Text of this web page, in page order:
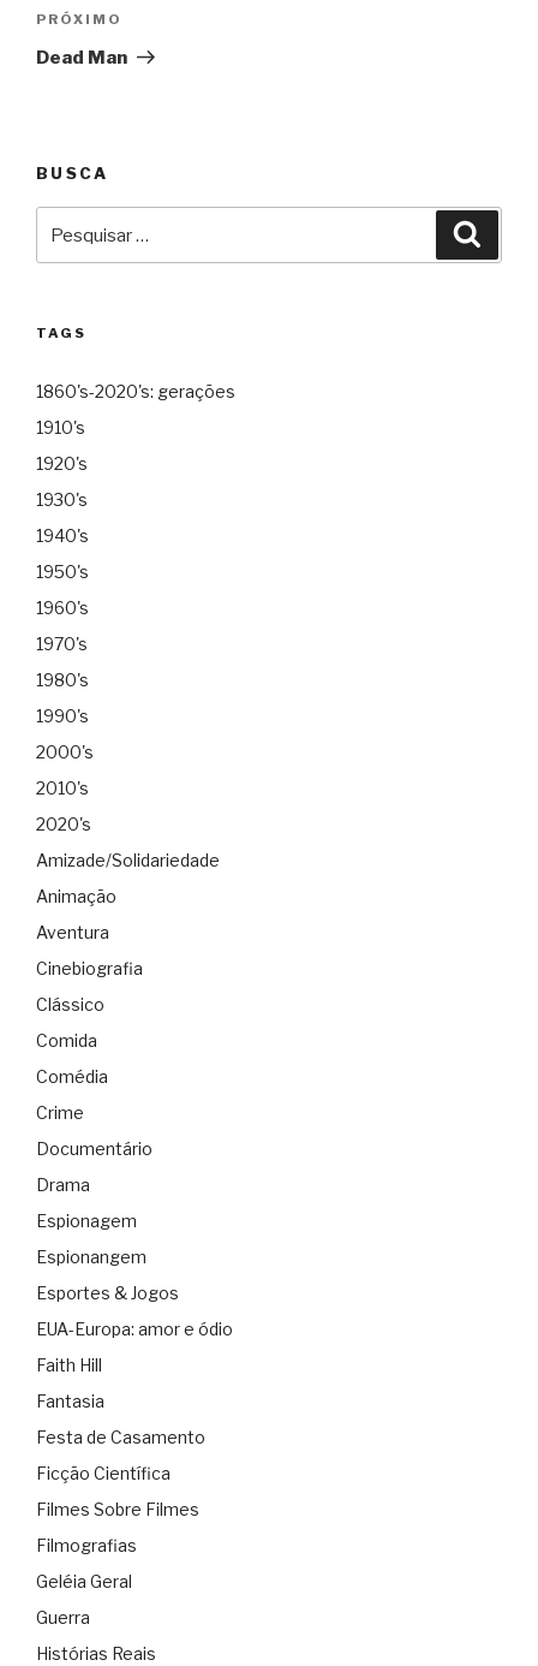
Próximo
PRÓXIMO
Dead Man
BUSCA
por:
TAGS
1860's-2020's: gerações
1910's
1920's
1930's
1940's
1950's
1960's
1970's
1980's
1990's
2000's
2010's
2020's
Amizade/Solidariedade
Animação
Aventura
Cinebiografia
Clássico
Comida
Comédia
Crime
Documentário
Drama
Espionagem
Espionangem
Esportes & Jogos
EUA-Europa: amor e ódio
Faith Hill
Fantasia
Festa de Casamento
Ficção Científica
Filmes Sobre Filmes
Filmografias
Geléia Geral
Guerra
Histórias Reais